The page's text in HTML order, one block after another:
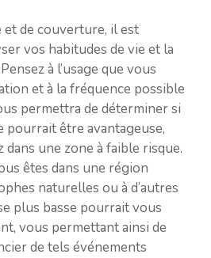
et de couverture, il est
vos habitudes de vie et la
à l’usage que vous
et à la fréquence possible
permettra de déterminer si
pourrait être avantageuse,
une zone à faible risque.
êtes dans une région
naturelles ou à d’autres
plus basse pourrait vous
vous permettant ainsi de
de tels événements